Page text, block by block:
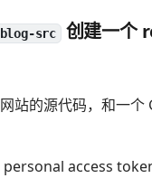
blog-src 创建一个
站的源代码，和一个
personal access